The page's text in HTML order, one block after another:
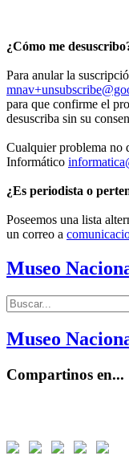
¿Cómo me
Para anular la
para que confirme el
desuscriba sin su
Cualquier problema no
Informático
¿Es periodista o
Poseemos una lista
un correo a
Museo
Buscar:
Museo
Compartinos en...